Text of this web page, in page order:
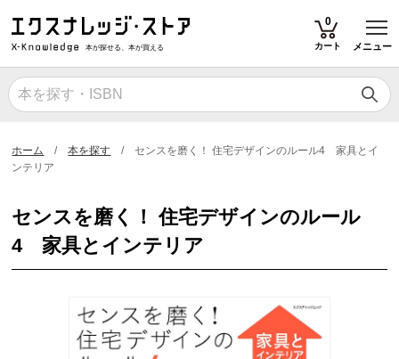
本が探せる、本が買える
0
カート メニュー
ホーム 本を探す
センスを磨く！ 住宅デザインのルール4 家具とイ
ンテリア
センスを磨く！ 住宅デザインのルール
4 家具とインテリア